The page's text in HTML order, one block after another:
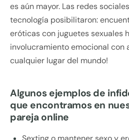
es aún mayor. Las redes
tecnología posibilitaron:
eróticas con juguetes sexuales
involucramiento emocional con
cualquier lugar del mundo!
Algunos ejemplos de
que encontramos en
pareja online